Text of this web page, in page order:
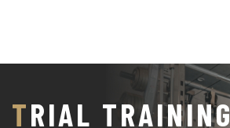
TRIAL TRAINING